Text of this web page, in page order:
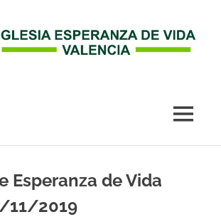
MENÚ
Esperanza de Vida
11/2019